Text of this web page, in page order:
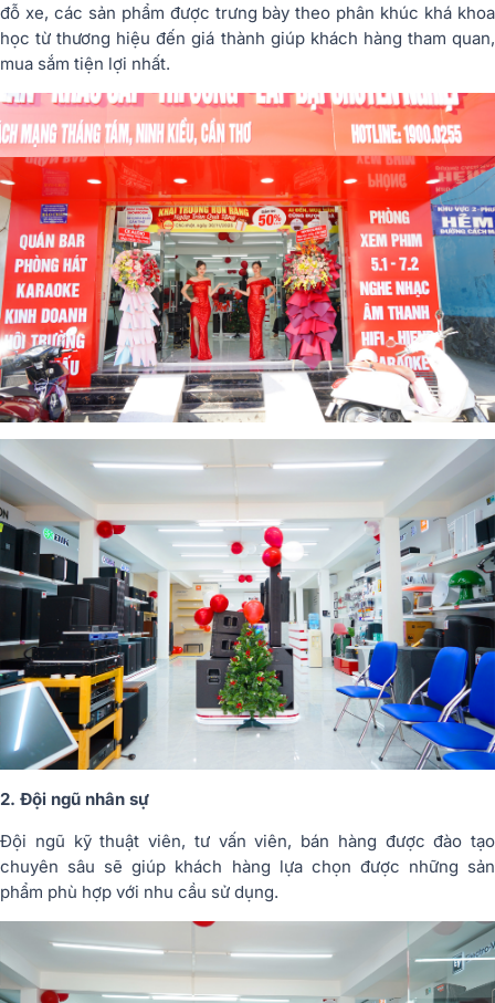
đỗ xe, các sản phẩm được trưng bày theo phân khúc khá khoa
học từ thương hiệu đến giá thành giúp khách hàng tham quan,
mua sắm tiện lợi nhất.
2. Đội ngũ nhân sự
Đội ngũ kỹ thuật viên, tư vấn viên, bán hàng được đào tạo
chuyên sâu sẽ giúp khách hàng lựa chọn được những sản
phẩm phù hợp với nhu cầu sử dụng.